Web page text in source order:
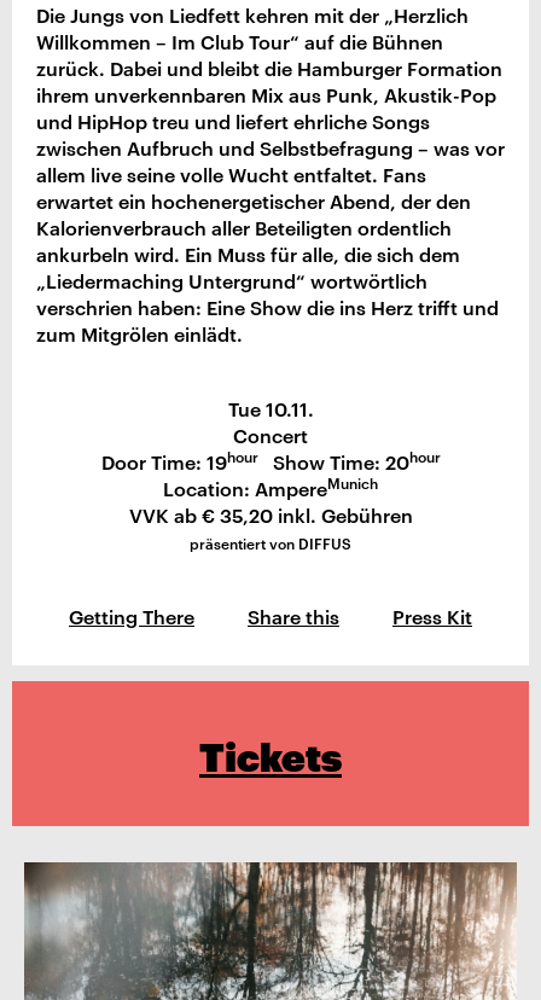
Die Jungs von Liedfett kehren mit der „Herzlich
Willkommen – Im Club Tour“ auf die Bühnen
zurück. Dabei und bleibt die Hamburger Formation
ihrem unverkennbaren Mix aus Punk, Akustik-Pop
und HipHop treu und liefert ehrliche Songs
zwischen Aufbruch und Selbstbefragung – was vor
allem live seine volle Wucht entfaltet. Fans
erwartet ein hochenergetischer Abend, der den
Kalorienverbrauch aller Beteiligten ordentlich
ankurbeln wird. Ein Muss für alle, die sich dem
„Liedermaching Untergrund“ wortwörtlich
verschrien haben: Eine Show die ins Herz trifft und
zum Mitgrölen einlädt.
Tue 10.11.
Concert
Door Time: 19hourShow Time: 20hour
Location: AmpereMunich
VVK ab € 35,20 inkl. Gebühren
präsentiert von DIFFUS
Getting There Share this Press Kit
Tickets